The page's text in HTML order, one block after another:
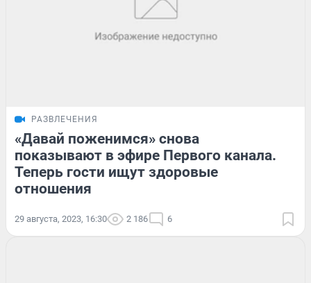
РАЗВЛЕЧЕНИЯ
«Давай поженимся» снова
показывают в эфире Первого канала.
Теперь гости ищут здоровые
отношения
29 августа, 2023, 16:30 2 186 6